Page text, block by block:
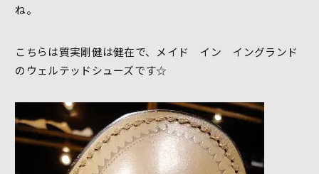
ね。
こちらは質実剛健は健在で、メイド イン イングランド
のウェルテッドシューズです☆